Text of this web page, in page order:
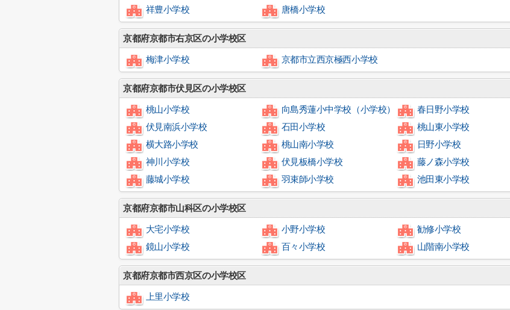
祥豊小学校 唐橋小学校
京都府京都市右京区の小学校区
梅津小学校 京都市立西京極西小学校
京都府京都市伏見区の小学校区
桃山小学校 向島秀蓮小中学校（小学校） 春日野小学校
伏見南浜小学校
石田小学校 桃山東小学校
横大路小学校
桃山南小学校 日野小学校
神川小学校
伏見板橋小学校 藤ノ森小学校
藤城小学校
羽束師小学校 池田東小学校
京都府京都市山科区の小学校区
大宅小学校 小野小学校 勧修小学校
鏡山小学校
百々小学校 山階南小学校
京都府京都市西京区の小学校区
上里小学校